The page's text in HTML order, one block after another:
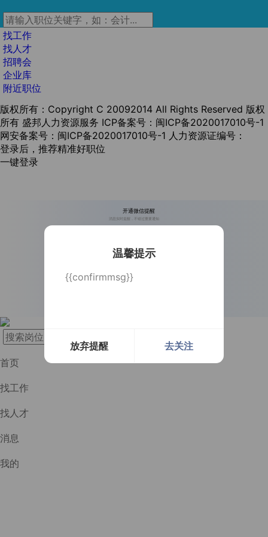
找工作
找人才
招聘会
企业库
附近职位
版权所有：Copyright C 20092014 All Rights Reserved 版权
所有 盛邦人力资源服务 ICP备案号：闽ICP备2020017010号-1
网安备案号：闽ICP备2020017010号-1 人力资源证编号：
登录后，推荐精准好职位
一键登录
开通微信提醒
消息实时提醒，不错过重要通知
长按识别二维码
温馨提示
{{confirmmsg}}
放弃提醒
去关注
首页
找工作
找人才
消息
我的